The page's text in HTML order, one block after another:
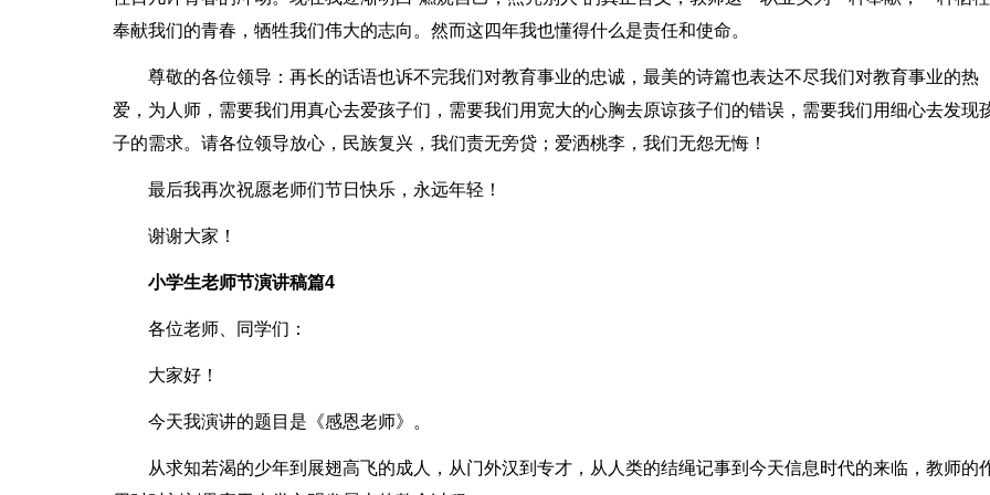
奉献我们的青春，牺牲我们伟大的志向。然而这四年我也懂得什么是责任和使命。
尊敬的各位领导：再长的话语也诉不完我们对教育事业的忠诚，最美的诗篇也表达不尽我们对教育事业的热
爱，为人师，需要我们用真心去爱孩子们，需要我们用宽大的心胸去原谅孩子们的错误，需要我们用细心去发现
子的需求。请各位领导放心，民族复兴，我们责无旁贷；爱洒桃李，我们无怨无悔！
最后我再次祝愿老师们节日快乐，永远年轻！
谢谢大家！
小学生老师节演讲稿篇4
各位老师、同学们：
大家好！
今天我演讲的题目是《感恩老师》。
从求知若渴的少年到展翅高飞的成人，从门外汉到专才，从人类的结绳记事到今天信息时代的来临，教师的